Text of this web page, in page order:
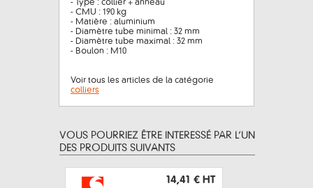
- Type : collier + anneau
- CMU : 190 kg
- Matière : aluminium
- Diamètre tube minimal : 32 mm
- Diamètre tube maximal : 32 mm
- Boulon : M10
Voir tous les articles de la catégorie
colliers
VOUS POURRIEZ ÊTRE INTERESSÉ PAR L’UN
DES PRODUITS SUIVANTS
14,41 € HT